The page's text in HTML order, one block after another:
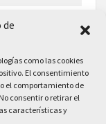
de
como las cookies
El consentimiento
el comportamiento de
consentir o retirar el
características y